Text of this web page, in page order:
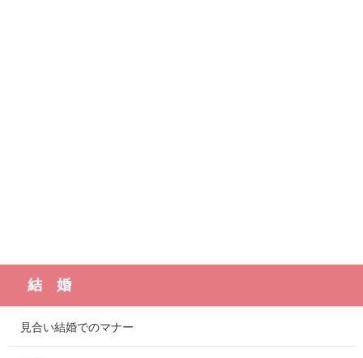
結 婚
見合い結婚でのマナー